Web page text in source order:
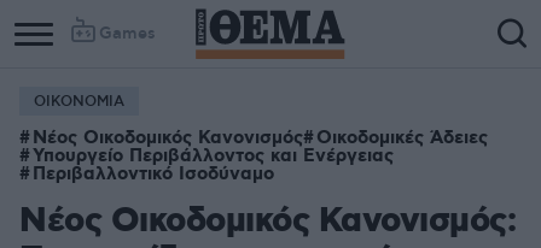
Games
ΟΙΚΟΝΟΜΙΑ
Νέος Οικοδομικός Κανονισμός Οικοδομικές Άδειες
Υπουργείο Περιβάλλοντος και Ενέργειας
Περιβαλλοντικό Ισοδύναμο
Νέος Οικοδομικός Κανονισμός: